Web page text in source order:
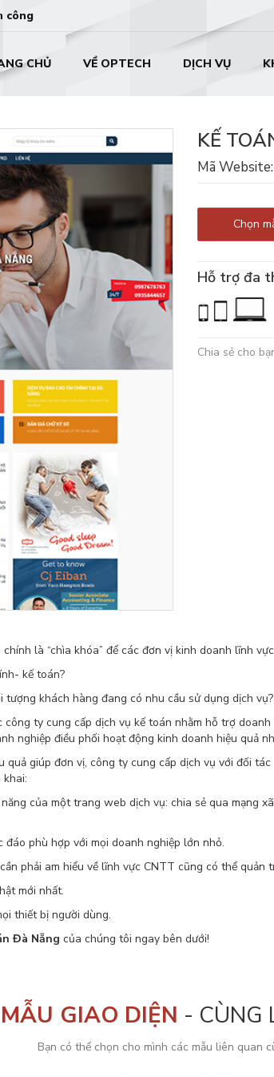
công
CHỦ VỀ OPTECH DỊCH VỤ
KẾ
Mã Website:
Chọn
Hỗ trợ đa
Chia sẻ cho
là “chìa khóa” để các đơn vị kinh doanh lĩnh
kế toán?
khách hàng đang có nhu cầu sử dụng dịch vụ?
ty cung cấp dịch vụ kế toán nhằm hỗ trợ
nghiệp điều phối hoạt động kinh doanh hiệu quả
quả giúp đơn vị, công ty cung cấp dịch vụ với đối
một trang web dịch vụ: chia sẻ qua mạng xã
phù hợp với mọi doanh nghiệp lớn nhỏ.
am hiểu về lĩnh vực CNTT cũng có thể quản
mới nhất.
thiết bị người dùng.
Đà Nẵng của chúng tôi ngay bên dưới!
MẪU GIAO DIỆN - CÙNG
Bạn có thể chọn cho mình các mẫu liên quan